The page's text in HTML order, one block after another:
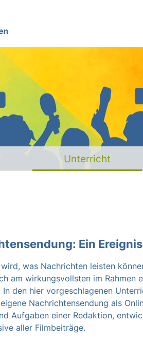
Das Projekt
Hintergrund
Didaktik
Unterricht
Ein
was Nachrichten leisten
am wirkungsvollsten im Rahmen
den hier vorgeschlagenen
Nachrichtensendung als
Aufgaben einer Redaktion,
aller Filmbeiträge.